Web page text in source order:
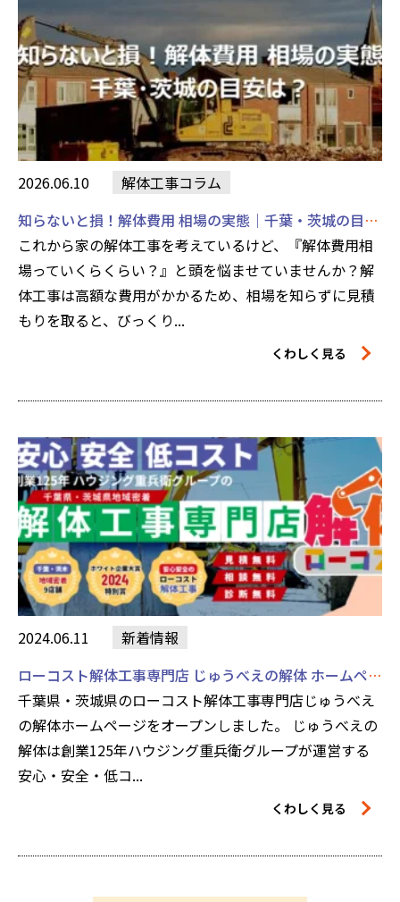
2026.06.10
解体工事コラム
知らないと損！解体費用 相場の実態｜千葉・茨城の目安は？
これから家の解体工事を考えているけど、『解体費用相
場っていくらくらい？』と頭を悩ませていませんか？解
体工事は高額な費用がかかるため、相場を知らずに見積
もりを取ると、びっくり...
くわしく見る
2024.06.11
新着情報
ローコスト解体工事専門店 じゅうべえの解体 ホームページをオープンしました
千葉県・茨城県のローコスト解体工事専門店じゅうべえ
の解体ホームページをオープンしました。 じゅうべえの
解体は創業125年ハウジング重兵衛グループが運営する
安心・安全・低コ...
くわしく見る